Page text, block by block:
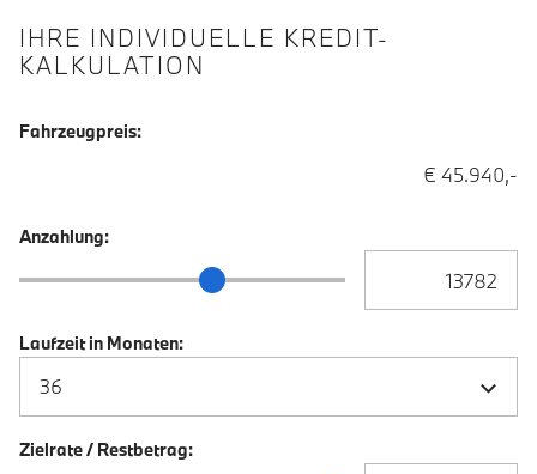
IHRE INDIVIDUELLE KREDIT-
KALKULATION
Fahrzeugpreis:
€ 45.940,-
Anzahlung:
Anzahlung Schieberegler
Laufzeit in Monaten:
Zielrate / Restbetrag: